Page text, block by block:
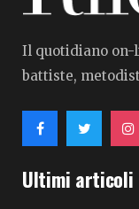
Il quotidiano on-
battiste,
Ultimi articoli